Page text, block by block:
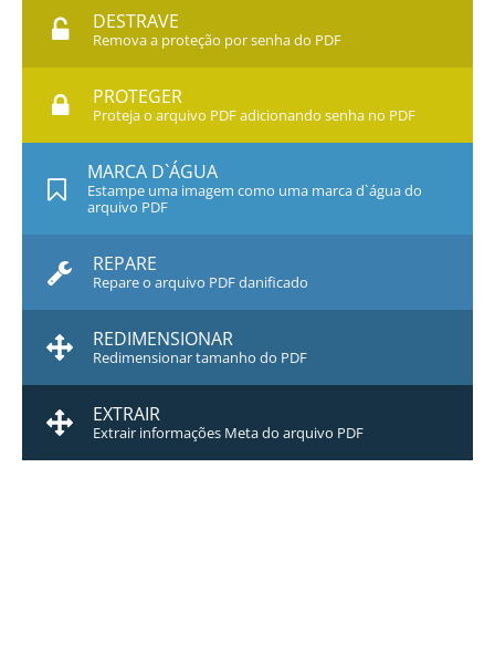
DESTRAVE
Remova a proteção por senha do PDF
PROTEGER
Proteja o arquivo PDF adicionando senha no PDF
MARCA D`ÁGUA
Estampe uma imagem como uma marca d`água do
arquivo PDF
REPARE
Repare o arquivo PDF danificado
REDIMENSIONAR
Redimensionar tamanho do PDF
EXTRAIR
Extrair informações Meta do arquivo PDF